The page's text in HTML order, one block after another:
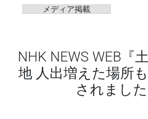
メディア掲載
NHK NEWS WEB『
地 人出増えた場所
されました